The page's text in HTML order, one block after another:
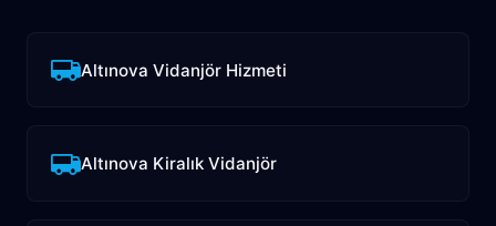
Altınova Vidanjör Hizmeti
Altınova Kiralık Vidanjör